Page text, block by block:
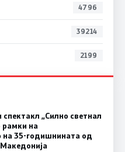
4796
39214
2199
„Силно светнал
рамки на
35-годишнината од